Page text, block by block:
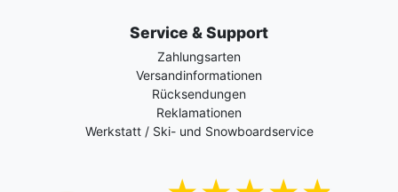
Service & Support
Zahlungsarten
Versandinformationen
Rücksendungen
Reklamationen
Werkstatt / Ski- und Snowboardservice